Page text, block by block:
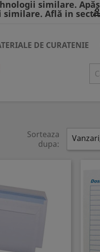
DE CURATENIE
Sorteaza
dupa:
similare.
Află in